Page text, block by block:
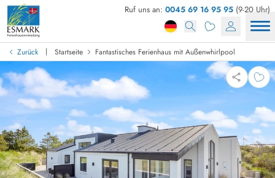
Ruf uns an: 0045 69 16 95 95 (9-20 Uhr)
Zurück | Startseite Fantastisches Ferienhaus mit Außenwhirlpool